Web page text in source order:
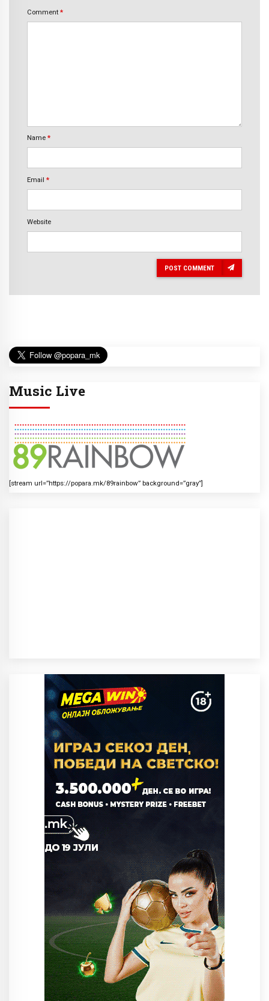
Comment *
Name *
Email *
Website
POST COMMENT
Music Live
[stream url=”https://popara.mk/89rainbow” background=”gray”]